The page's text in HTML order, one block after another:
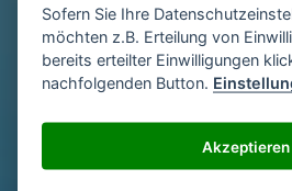
2
Gib deinen Namen
ein
Unterschriebe das
Namen oder lade
Sofern Sie Ihre
möchten z.B. Erteilung von
bereits erteilter Einwilligungen
nachfolgenden Button.
Akzeptieren